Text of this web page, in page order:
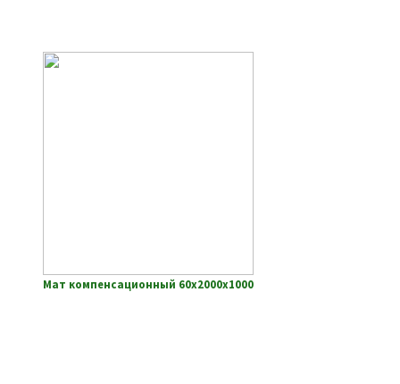
Мат компенсационный 60х2000х1000